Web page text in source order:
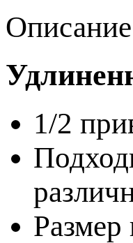
Описание
1/2